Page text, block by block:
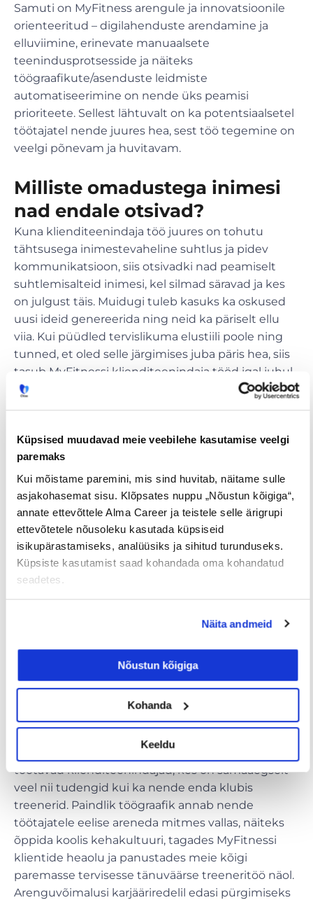
Küpsised muudavad meie veebilehe kasutamise veelgi
paremaks
Kui mõistame paremini, mis sind huvitab, näitame sulle
asjakohasemat sisu. Klõpsates nuppu „Nõustun kõigiga“,
annate ettevõttele Alma Career ja teistele selle ärigrupi
ettevõtetele nõusoleku kasutada küpsiseid
isikupärastamiseks, analüüsiks ja sihitud turunduseks.
Küpsiste kasutamist saad kohandada oma kohandatud
seadetes.
Näita andmeid
Nõustun kõigiga
Kohanda
Keeldu
Samuti on MyFitness arengule ja innovatsioonile
orienteeritud – digilahenduste arendamine ja
elluviimine, erinevate manuaalsete
teenindusprotsesside ja näiteks
töögraafikute/asenduste leidmiste
automatiseerimine on nende üks peamisi
prioriteete. Sellest lähtuvalt on ka potentsiaalsetel
töötajatel nende juures hea, sest töö tegemine on
veelgi põnevam ja huvitavam.
Milliste omadustega inimesi
nad endale otsivad?
Kuna klienditeenindaja töö juures on tohutu
tähtsusega inimestevaheline suhtlus ja pidev
kommunikatsioon, siis otsivadki nad peamiselt
suhtlemisalteid inimesi, kel silmad säravad ja kes
on julgust täis. Muidugi tuleb kasuks ka oskused
uusi ideid genereerida ning neid ka päriselt ellu
viia. Kui püüdled tervislikuma elustiili poole ning
tunned, et oled selle järgimises juba päris hea, siis
tasub MyFitnessi klienditeenindaja tööd igal juhul
kaaluda.
Motivatsioon edasi areneda
MyFitnessis võid sa olla ükskõik, kes soovid. Neil
töötavad klienditeenindajad, kes on samaaegselt
veel nii tudengid kui ka nende enda klubis
treenerid. Paindlik töögraafik annab nende
töötajatele eelise areneda mitmes vallas, näiteks
õppida koolis kehakultuuri, tagades MyFitnessi
klientide heaolu ja panustades meie kõigi
paremasse tervisesse tänuväärse treeneritöö näol.
Arenguvõimalusi karjääriredelil edasi pürgimiseks